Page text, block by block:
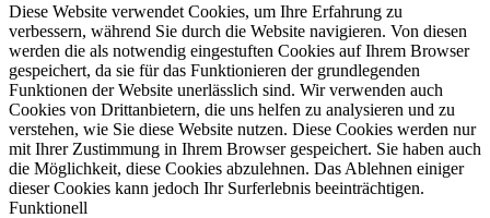
Diese Website verwendet Cookies, um Ihre Erfahrung zu
verbessern, während Sie durch die Website navigieren. Von diesen
werden die als notwendig eingestuften Cookies auf Ihrem Browser
gespeichert, da sie für das Funktionieren der grundlegenden
Funktionen der Website unerlässlich sind. Wir verwenden auch
Cookies von Drittanbietern, die uns helfen zu analysieren und zu
verstehen, wie Sie diese Website nutzen. Diese Cookies werden nur
mit Ihrer Zustimmung in Ihrem Browser gespeichert. Sie haben auch
die Möglichkeit, diese Cookies abzulehnen. Das Ablehnen einiger
dieser Cookies kann jedoch Ihr Surferlebnis beeinträchtigen.
Funktionell